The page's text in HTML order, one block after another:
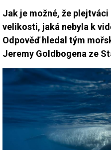
Jak je možné, že
velikosti, jaká nebyla k
Odpověď hledal tým
Jeremy Goldbogena ze